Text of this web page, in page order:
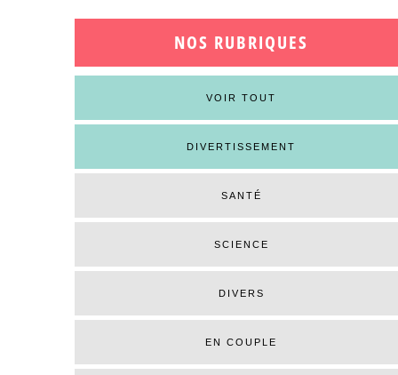
NOS RUBRIQUES
VOIR TOUT
DIVERTISSEMENT
SANTÉ
SCIENCE
DIVERS
EN COUPLE